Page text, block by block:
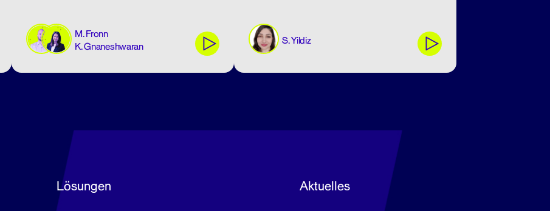
M. Fronn
K. Gnaneshwaran
S. Yildiz
Lösungen Aktuelles